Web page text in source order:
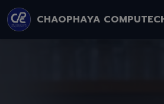
CHAOPHAYA